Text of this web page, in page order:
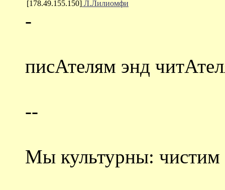
[178.49.155.150] Л.Лилиомфи
-
писАтелям энд
--
Мы культурны: чистим